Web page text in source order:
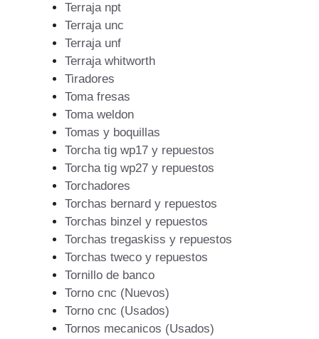
Terraja npt
Terraja unc
Terraja unf
Terraja whitworth
Tiradores
Toma fresas
Toma weldon
Tomas y boquillas
Torcha tig wp17 y repuestos
Torcha tig wp27 y repuestos
Torchadores
Torchas bernard y repuestos
Torchas binzel y repuestos
Torchas tregaskiss y repuestos
Torchas tweco y repuestos
Tornillo de banco
Torno cnc (Nuevos)
Torno cnc (Usados)
Tornos mecanicos (Usados)